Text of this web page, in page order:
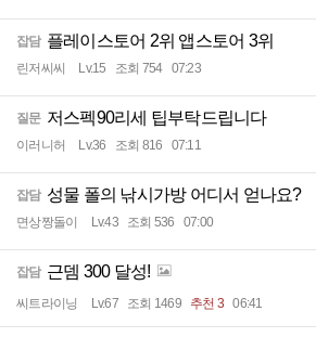
잡담 플레이스토어 2위 앱스토어 3위
린저씨씨 Lv.15 조회 754 07:23
질문 저스펙90리세 팁부탁드립니다
이러니허 Lv.36 조회 816 07:11
잡담 성물 폴의 낚시가방 어디서 얻나요?
면상짱돌이 Lv.43 조회 536 07:00
잡담 근뎀 300 달성!
씨트라이닝 Lv.67 조회 1469 추천 3 06:41